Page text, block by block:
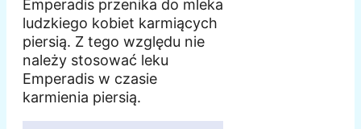
Emperadis przenika do mleka
ludzkiego kobiet karmiących
piersią. Z tego względu nie
należy stosować leku
Emperadis w czasie
karmienia piersią.